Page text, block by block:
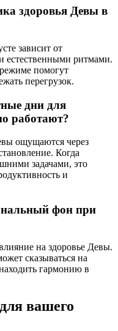
здоровья Девы в
зависит от
естественными ритмами.
помогут
перегрузок.
дни для
работают?
ощущаются через
Когда
задачами, это
и
фон при
на здоровье Девы.
сказываться на
гармонию в
вашего